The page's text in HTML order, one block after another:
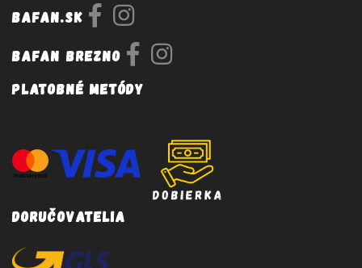
Bafan.sk
Bafan Brezno
Platobné metódy
Doručovatelia